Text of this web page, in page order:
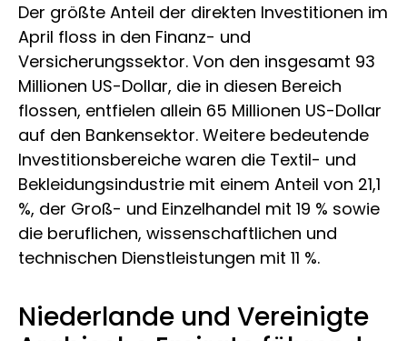
Der größte Anteil der direkten Investitionen im
April floss in den Finanz- und
Versicherungssektor. Von den insgesamt 93
Millionen US-Dollar, die in diesen Bereich
flossen, entfielen allein 65 Millionen US-Dollar
auf den Bankensektor. Weitere bedeutende
Investitionsbereiche waren die Textil- und
Bekleidungsindustrie mit einem Anteil von 21,1
%, der Groß- und Einzelhandel mit 19 % sowie
die beruflichen, wissenschaftlichen und
technischen Dienstleistungen mit 11 %.
Niederlande und Vereinigte